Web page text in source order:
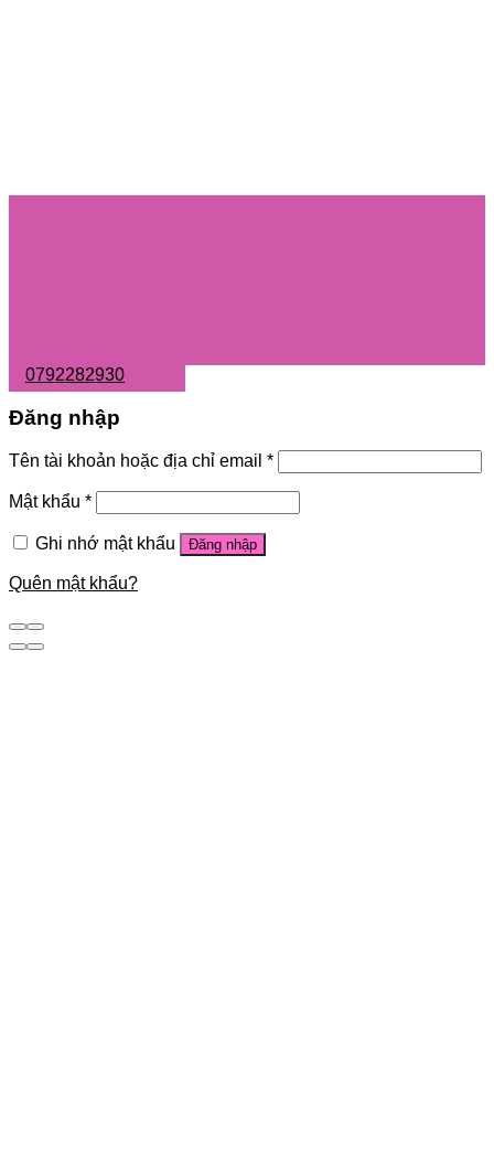
0792282930
Đăng nhập
Tên tài khoản hoặc địa chỉ email *
Mật khẩu *
Ghi nhớ mật khẩu Đăng nhập
Quên mật khẩu?